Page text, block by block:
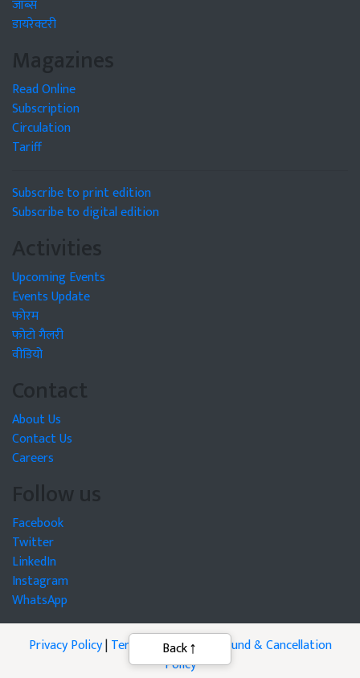
जॉब्स
डायरेक्टरी
Magazines
Read Online
Subscription
Circulation
Tariff
Subscribe to print edition
Subscribe to digital edition
Activities
Upcoming Events
Events Update
फोरम
फोटो गैलरी
वीडियो
Contact
About Us
Contact Us
Careers
Follow us
Facebook
Twitter
LinkedIn
Instagram
WhatsApp
Privacy Policy|Terms of Service
Refund & Cancellation
Policy
Back